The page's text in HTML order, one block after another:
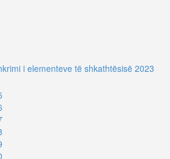
i elementeve të shkathtësisë 2023